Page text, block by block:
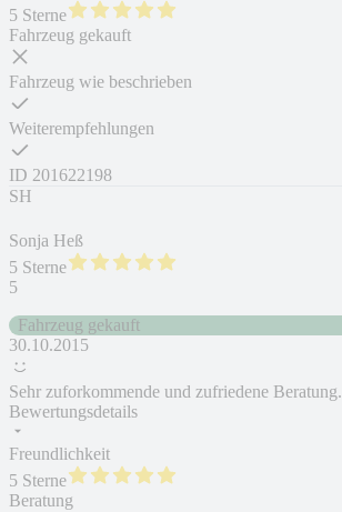
5 Sterne
Fahrzeug gekauft
Fahrzeug wie beschrieben
Weiterempfehlungen
ID 201622198
SH
Sonja Heß
5 Sterne
5
Fahrzeug gekauft
30.10.2015
Sehr zuforkommende und zufriedene Beratung.
Bewertungsdetails
Freundlichkeit
5 Sterne
Beratung